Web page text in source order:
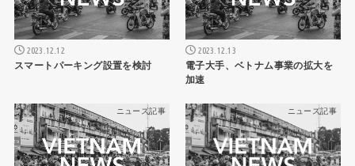
2023.12.12
スマートパーキング設置を検討
2023.12.13
電子大手、ベトナム事業の拡大を
加速
ニュース記事 ニュース記事